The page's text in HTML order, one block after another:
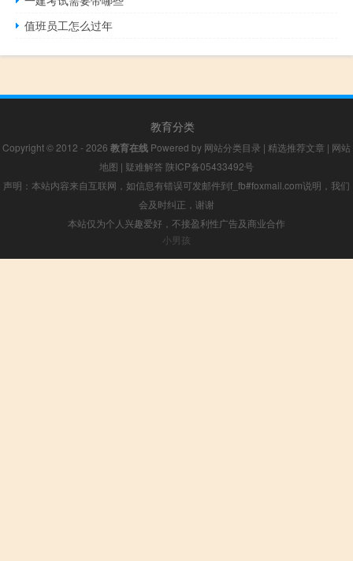
值班员工怎么过年
教育分类
Copyright © 2012 - 2026 教育在线 Powered by 网站分类目录 | 精选推荐文章 | 网站
地图 | 疑难解答 陕ICP备05433492号
声明：本站内容来自互联网，如信息有错误可发邮件到f_fb#foxmail.com说明，我们
会及时纠正，谢谢
本站仅为个人兴趣爱好，不接盈利性广告及商业合作
小男孩